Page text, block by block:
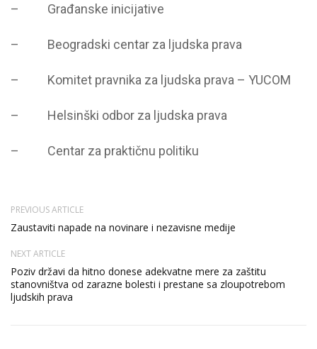
– Građanske inicijative
– Beogradski centar za ljudska prava
– Komitet pravnika za ljudska prava – YUCOM
– Helsinški odbor za ljudska prava
– Centar za praktičnu politiku
PREVIOUS ARTICLE
Zaustaviti napade na novinare i nezavisne medije
NEXT ARTICLE
Poziv državi da hitno donese adekvatne mere za zaštitu
stanovništva od zarazne bolesti i prestane sa zloupotrebom
ljudskih prava